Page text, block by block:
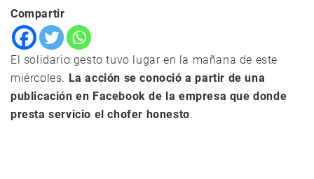
Compartir
El solidario gesto tuvo lugar en la mañana de este
miércoles. La acción se conoció a partir de una
publicación en Facebook de la empresa que donde
presta servicio el chofer honesto.